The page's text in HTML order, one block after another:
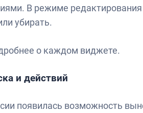
В режиме
убирать.
о каждом виджете.
и действий
появилась возможность